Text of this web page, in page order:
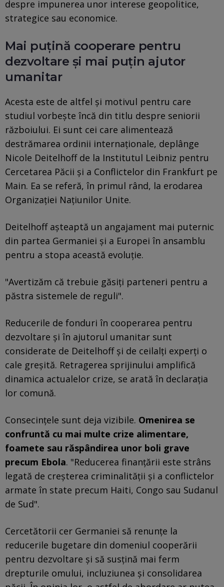
despre impunerea unor interese geopolitice,
strategice sau economice.
Mai puțină cooperare pentru
dezvoltare și mai puțin ajutor
umanitar
Acesta este de altfel și motivul pentru care
studiul vorbește încă din titlu despre seniorii
războiului. Ei sunt cei care alimentează
destrămarea ordinii internaționale, deplânge
Nicole Deitelhoff de la Institutul Leibniz pentru
Cercetarea Păcii și a Conflictelor din Frankfurt pe
Main. Ea se referă, în primul rând, la erodarea
Organizației Națiunilor Unite.
Deitelhoff așteaptă un angajament mai puternic
din partea Germaniei și a Europei în ansamblu
pentru a stopa această evoluție.
"Avertizăm că trebuie găsiți parteneri pentru a
păstra sistemele de reguli".
Reducerile de fonduri în cooperarea pentru
dezvoltare și în ajutorul umanitar sunt
considerate de Deitelhoff și de ceilalți experți o
cale greșită. Retragerea sprijinului amplifică
dinamica actualelor crize, se arată în declarația
lor comună.
Consecințele sunt deja vizibile. Omenirea se
confruntă cu mai multe crize alimentare,
foamete sau răspândirea unor boli grave
precum Ebola. "Reducerea finanțării este strâns
legată de creșterea criminalității și a conflictelor
armate în state precum Haiti, Congo sau Sudanul
de Sud".
Cercetătorii cer Germaniei să renunțe la
reducerile bugetare din domeniul cooperării
pentru dezvoltare și să susțină mai ferm
drepturile omului, incluziunea și consolidarea